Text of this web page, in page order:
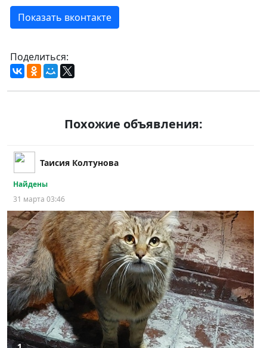
Показать вконтакте
Поделиться:
Похожие объявления:
Таисия Колтунова
Найдены
31 марта 03:46